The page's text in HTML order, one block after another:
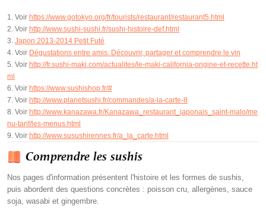
Voir https://www.gotokyo.org/fr/tourists/restaurant/restaurant5.html
Voir http://www.sushi-sushi.fr/sushi-histoire-def.html
Japon 2013-2014 Petit Futé
Voir Dégustations entre amis: Découvrir, partager et comprendre le vin
Voir http://fr.sushi-maki.com/actualites/le-maki-california-origine-et-recette.ht
ml
Voir https://www.sushishop.fr/#
Voir http://www.planetsushi.fr/commandes/a-la-carte-8
Voir http://www.kanazawa.fr/Kanazawa_restaurant_japonais_saint-malo/me
nu-tarif/les-menus.html
Voir http://www.susushirennes.fr/a_la_carte.html
Comprendre les sushis
Nos pages d'information présentent l'histoire et les formes de sushis,
puis abordent des questions concrètes : poisson cru, allergènes, sauce
soja, wasabi et gingembre.